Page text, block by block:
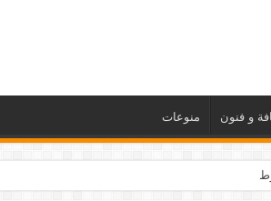
و فنون منوعات